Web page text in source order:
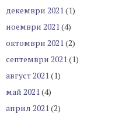
декември 2021(1)
ноември 2021(4)
октомври 2021(2)
септември 2021(1)
август 2021(1)
май 2021(4)
април 2021(2)